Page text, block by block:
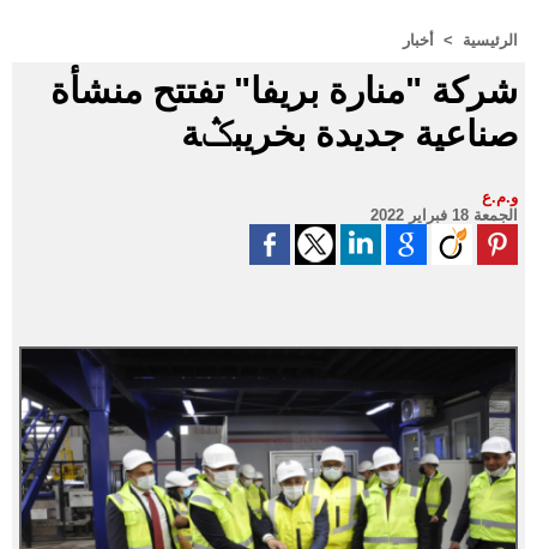
الرئيسية > أخبار
شركة "منارة بريفا" تفتتح منشأة
صناعية جديدة بخريبݣة
و.م.ع
الجمعة 18 فبراير 2022